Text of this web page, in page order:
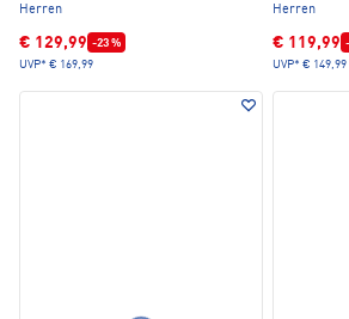
Herren
€ 129,99 -23 %
UVP* € 169,99
Herren
€ 119,99
UVP* € 149,99